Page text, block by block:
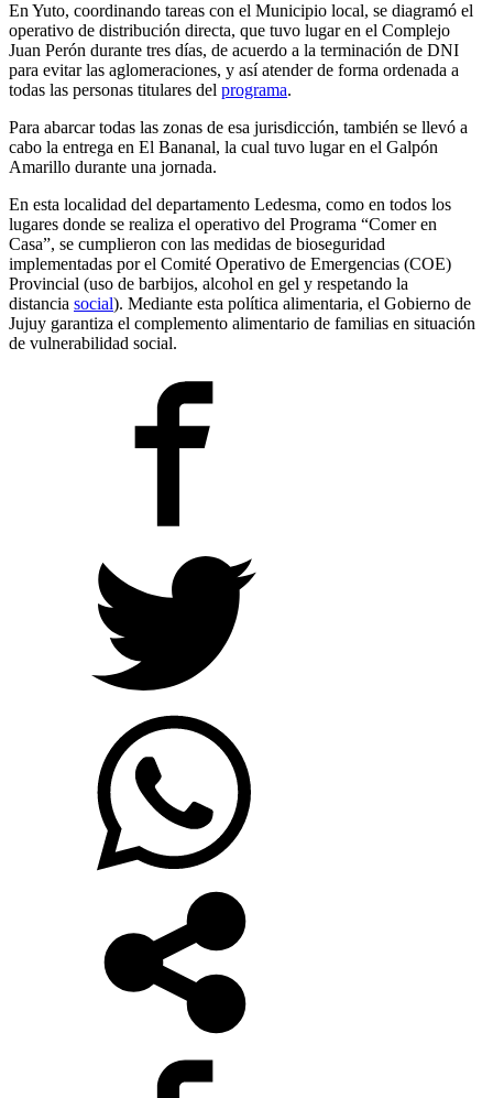
En Yuto, coordinando tareas con el Municipio local, se diagramó el
operativo de distribución directa, que tuvo lugar en el Complejo
Juan Perón durante tres días, de acuerdo a la terminación de DNI
para evitar las aglomeraciones, y así atender de forma ordenada a
todas las personas titulares del programa.
Para abarcar todas las zonas de esa jurisdicción, también se llevó a
cabo la entrega en El Bananal, la cual tuvo lugar en el Galpón
Amarillo durante una jornada.
En esta localidad del departamento Ledesma, como en todos los
lugares donde se realiza el operativo del Programa “Comer en
Casa”, se cumplieron con las medidas de bioseguridad
implementadas por el Comité Operativo de Emergencias (COE)
Provincial (uso de barbijos, alcohol en gel y respetando la
distancia social). Mediante esta política alimentaria, el Gobierno de
Jujuy garantiza el complemento alimentario de familias en situación
de vulnerabilidad social.